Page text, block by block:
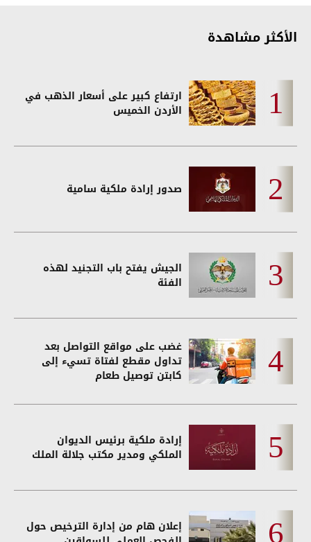
الأكثر مشاهدة
ارتفاع كبير على أسعار الذهب في
الأردن الخميس
صدور إرادة ملكية سامية
الجيش يفتح باب التجنيد لهذه
الفئة
غضب على مواقع التواصل بعد
تداول مقطع لفتاة تسيء إلى
كابتن توصيل طعام
إرادة ملكية برئيس الديوان
الملكي ومدير مكتب جلالة الملك
إعلان هام من إدارة الترخيص حول